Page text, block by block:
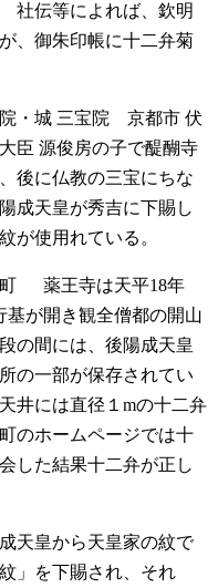
社伝等によれば、欽明
、御朱印帳に十二弁菊
・城 三宝院 京都市 伏
臣 源俊房の子で醍醐寺
後に仏教の三宝にちな
成天皇が秀吉に下賜し
が使用れている。
町
薬王寺は天平18年
基が開き観全僧都の開山
の間には、後陽成天皇
の一部が保存されてい
井には直径１mの十二弁
のホームページでは十
した結果十二弁が正し
天皇から天皇家の紋で
」を下賜され、それ